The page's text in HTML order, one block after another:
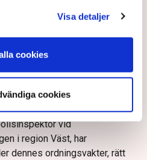
Visa detaljer
cookies
cookies
och om inte polisen borde
att skydda privat egendom
vid
i region Väst, har
dennes ordningsvakter, rätt